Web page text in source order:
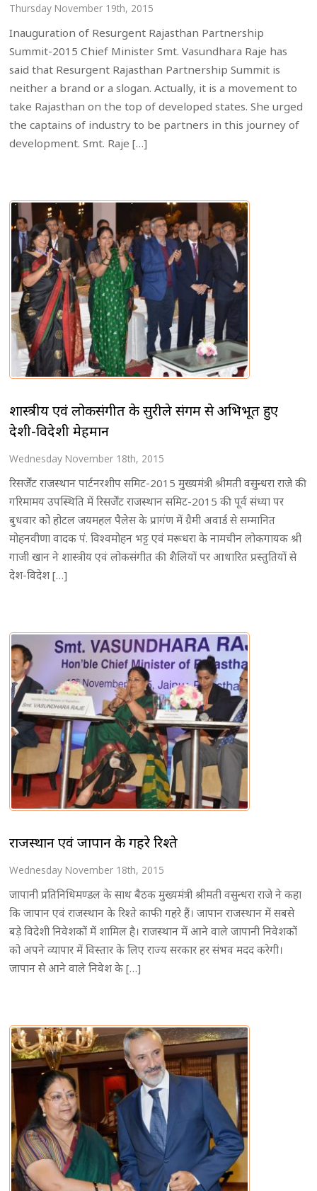
Thursday November 19th, 2015
Inauguration of Resurgent Rajasthan Partnership
Summit-2015 Chief Minister Smt. Vasundhara Raje has
said that Resurgent Rajasthan Partnership Summit is
neither a brand or a slogan. Actually, it is a movement to
take Rajasthan on the top of developed states. She urged
the captains of industry to be partners in this journey of
development. Smt. Raje […]
शास्त्रीय एवं लोकसंगीत के सुरीले संगम से अभिभूत हुए
देशी-विदेशी मेहमान
Wednesday November 18th, 2015
रिसर्जेंट राजस्थान पार्टनरशीप समिट-2015 मुख्यमंत्री श्रीमती वसुन्धरा राजे की
गरिमामय उपस्थिति में रिसर्जेंट राजस्थान समिट-2015 की पूर्व संध्या पर
बुधवार को होटल जयमहल पैलेस के प्रागंण में ग्रैमी अवार्ड से सम्मानित
मोहनवीणा वादक पं. विश्वमोहन भट्ट एवं मरूधरा के नामचीन लोकगायक श्री
गाजी खान ने शास्त्रीय एवं लोकसंगीत की शैलियों पर आधारित प्रस्तुतियों से
देश-विदेश […]
राजस्थान एवं जापान के गहरे रिश्ते
Wednesday November 18th, 2015
जापानी प्रतिनिधिमण्डल के साथ बैठक मुख्यमंत्री श्रीमती वसुन्धरा राजे ने कहा
कि जापान एवं राजस्थान के रिश्ते काफी गहरे हैं। जापान राजस्थान में सबसे
बड़े विदेशी निवेशकों में शामिल है। राजस्थान में आने वाले जापानी निवेशकों
को अपने व्यापार में विस्तार के लिए राज्य सरकार हर संभव मदद करेगी।
जापान से आने वाले निवेश के […]